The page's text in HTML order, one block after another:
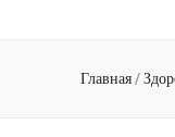
Главная/